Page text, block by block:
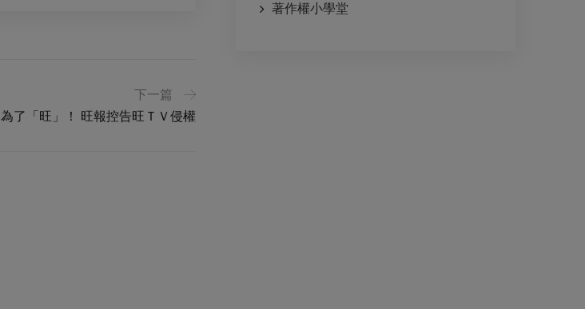
下一篇
為了「旺」！ 旺報控告旺ＴＶ侵權
著作權小學堂